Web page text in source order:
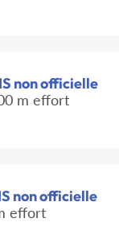
non officielle
m effort
non officielle
effort